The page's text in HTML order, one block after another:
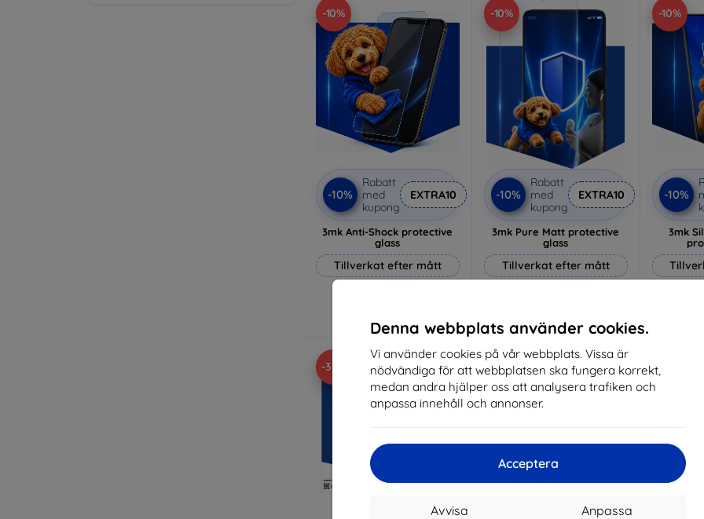
Denna webbplats använder cookies.
Vi använder cookies på vår webbplats. Vissa är
nödvändiga för att webbplatsen ska fungera korrekt,
medan andra hjälper oss att analysera trafiken och
anpassa innehåll och annonser.
Acceptera
Anpassa
Avvisa
-10%
-10%
Rabatt
med
kupong
EXTRA10
3mk Anti-Shock protective
glass
Tillverkat efter mått
I lager > 5 st
-10%
-10%
Rabatt
med
kupong
EXTRA10
3mk Pure Matt protective
glass
Tillverkat efter mått
I lager > 5 st
-10%
-10%
3mk
I
-35%